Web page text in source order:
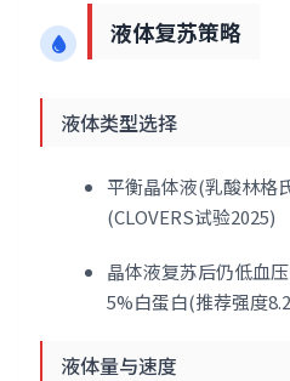
液体复苏策略
液体类型选择
平衡晶体液(乳酸林格
(CLOVERS试验2025)
晶体液复苏后仍低血
5%白蛋白(推荐强度
液体量与速度